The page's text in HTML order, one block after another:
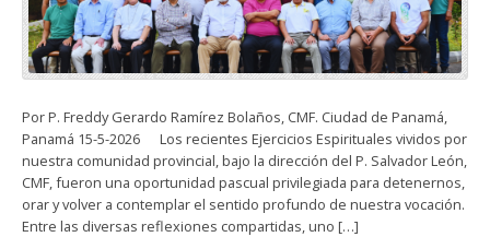
Por P. Freddy Gerardo Ramírez Bolaños, CMF. Ciudad de Panamá,
Panamá 15-5-2026 Los recientes Ejercicios Espirituales vividos por
nuestra comunidad provincial, bajo la dirección del P. Salvador León,
CMF, fueron una oportunidad pascual privilegiada para detenernos,
orar y volver a contemplar el sentido profundo de nuestra vocación.
Entre las diversas reflexiones compartidas, uno […]